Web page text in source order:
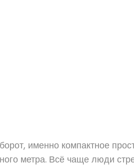
именно компактное
метра. Всё чаще люди